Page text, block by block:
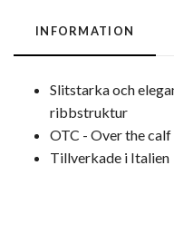
INFORMATION
Slitstarka och
ribbstruktur
OTC - Over the calf
Tillverkade i Italien